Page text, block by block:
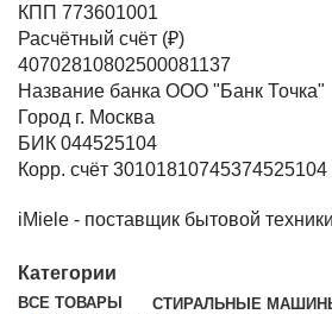
КПП 773601001
Расчётный счёт (₽)
40702810802500081137
Название банка ООО "Банк Точка"
Город г. Москва
БИК 044525104
Корр. счёт 30101810745374525104
iMiele - поставщик бытовой
Категории
ВСЕ ТОВАРЫ
СТИРАЛЬНЫЕ